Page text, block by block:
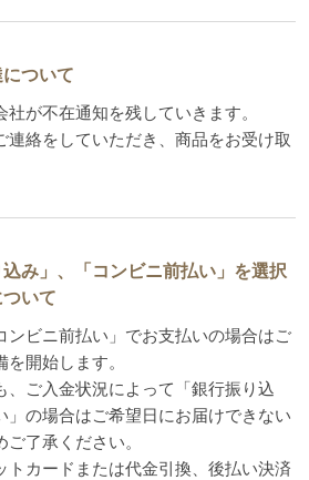
ついて
が不在通知を残していきます。
連絡をしていただき、商品をお受け取
み」、「コンビニ前払い」を選択
いて
ンビニ前払い」でお支払いの場合はご
開始します。
、ご入金状況によって「銀行振り込
」の場合はご希望日にお届けできない
了承ください。
トカードまたは代金引換、後払い決済